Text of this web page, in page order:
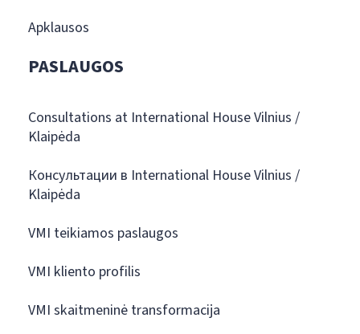
Apklausos
PASLAUGOS
Consultations at International House Vilnius /
Klaipėda
Консультации в International House Vilnius /
Klaipėda
VMI teikiamos paslaugos
VMI kliento profilis
VMI skaitmeninė transformacija